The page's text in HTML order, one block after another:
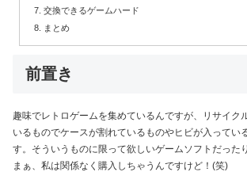
交換できるゲームハード
まとめ
前置き
趣味でレトロゲームを集めているんですが、リサイク
いるものでケースが割れているものやヒビが入ってい
す。そういうものに限って欲しいゲームソフトだった
まぁ、私は関係なく購入しちゃうんですけど！(笑)